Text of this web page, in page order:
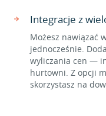
Integracje z
Możesz nawiązać
jednocześnie.
wyliczania cen —
hurtowni. Z opcji
skorzystasz na